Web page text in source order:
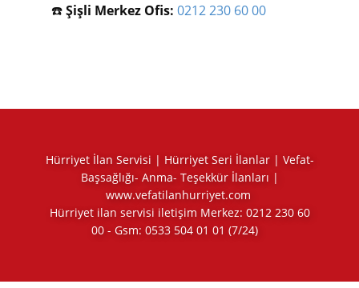
☎️Şişli Merkez Ofis: 0212 230 60 00
Hürriyet İlan Servisi | Hürriyet Seri İlanlar | Vefat-
Başsağlığı- Anma- Teşekkür İlanları |
www.vefatilanhurriyet.com
Hürriyet ilan servisi iletişim Merkez: 0212 230 60
00 - Gsm: 0533 504 01 01 (7/24)